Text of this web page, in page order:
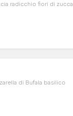
radicchio fiori di zucca
di Bufala basilico